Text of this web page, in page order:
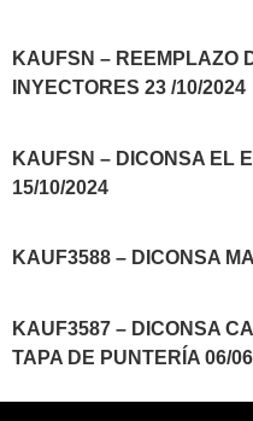
KAUFSN – REEMPLAZO
INYECTORES 23 /10/2024
KAUFSN – DICONSA EL
15/10/2024
KAUF3588 – DICONSA
KAUF3587 – DICONSA
TAPA DE PUNTERÍA 06/